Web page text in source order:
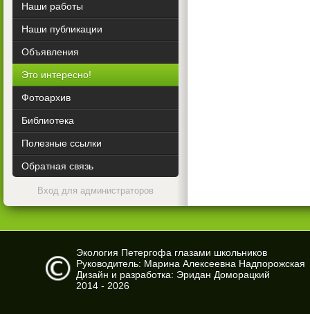
Наши работы
Наши публикации
Объявления
Это интересно!
Фотоархив
Библиотека
Полезные ссылки
Обратная связь
Вход для администраторов
Экология Петергофа глазами школьников
Руководитель: Марина Алексеевна Надпорожская
Дизайн и разработка: Эридан Доморацкий
2014 - 2026